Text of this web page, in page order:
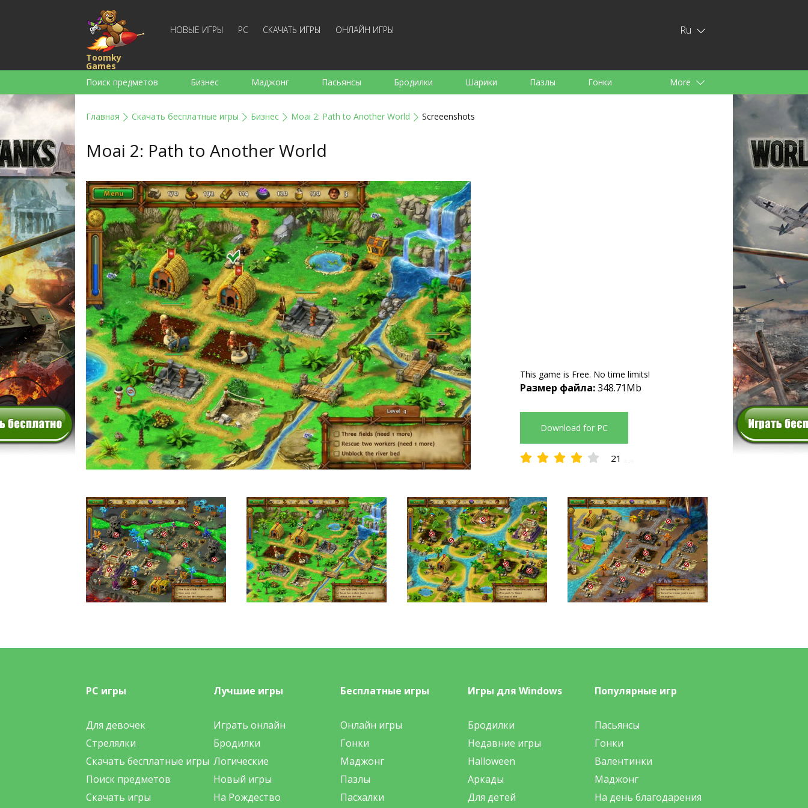
Toomky
Games
НОВЫЕ ИГРЫ PC СКАЧАТЬ ИГРЫ ОНЛАЙН ИГРЫ Ru
Поиск предметов Бизнес Маджонг Пасьянсы Бродилки Шарики Пазлы Гонки
Слова
More
Главная Скачать бесплатные игры Бизнес Moai 2: Path to Another World Screeenshots
Moai 2: Path to Another World
This game is Free. No time limits!
Размер файла:348.71Mb
Download for PC
21
PC игры
Для девочек
Стрелялки
Скачать бесплатные игры
Поиск предметов
Скачать игры
Лучшие игры
Играть онлайн
Бродилки
Логические
Новый игры
На Рождество
Бесплатные игры
Онлайн игры
Гонки
Маджонг
Пазлы
Пасхалки
Игры для Windows
Бродилки
Недавние игры
Halloween
Аркады
Для детей
Популярные игр
Пасьянсы
Гонки
Валентинки
Маджонг
На день благодарения